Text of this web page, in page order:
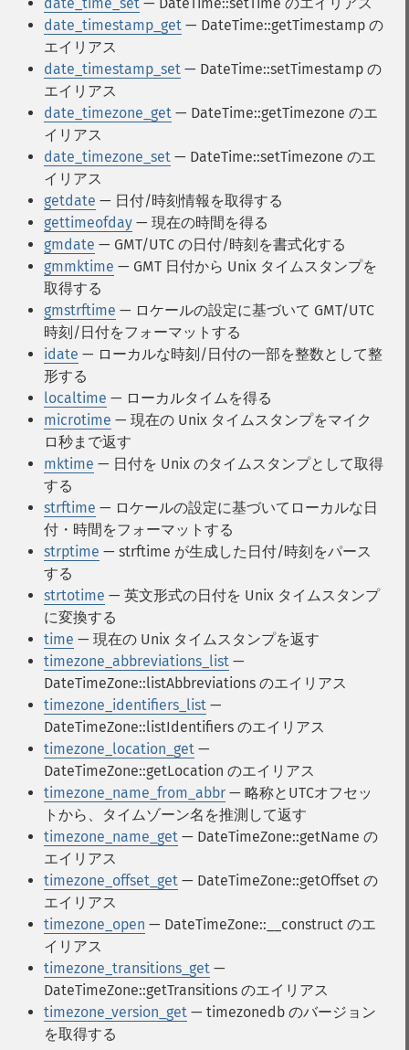
date_timestamp_get — DateTime::getTimestamp の
エイリアス
date_timestamp_set — DateTime::setTimestamp の
エイリアス
date_timezone_get — DateTime::getTimezone のエ
イリアス
date_timezone_set — DateTime::setTimezone のエ
イリアス
getdate — 日付/時刻情報を取得する
gettimeofday — 現在の時間を得る
gmdate — GMT/UTC の日付/時刻を書式化する
gmmktime — GMT 日付から Unix タイムスタンプを
取得する
gmstrftime — ロケールの設定に基づいて GMT/UTC
時刻/日付をフォーマットする
idate — ローカルな時刻/日付の一部を整数として整
形する
localtime — ローカルタイムを得る
microtime — 現在の Unix タイムスタンプをマイク
ロ秒まで返す
mktime — 日付を Unix のタイムスタンプとして取得
する
strftime — ロケールの設定に基づいてローカルな日
付・時間をフォーマットする
strptime — strftime が生成した日付/時刻をパース
する
strtotime — 英文形式の日付を Unix タイムスタンプ
に変換する
time — 現在の Unix タイムスタンプを返す
timezone_abbreviations_list —
DateTimeZone::listAbbreviations のエイリアス
timezone_identifiers_list —
DateTimeZone::listIdentifiers のエイリアス
timezone_location_get —
DateTimeZone::getLocation のエイリアス
timezone_name_from_abbr — 略称とUTCオフセッ
トから、タイムゾーン名を推測して返す
timezone_name_get — DateTimeZone::getName の
エイリアス
timezone_offset_get — DateTimeZone::getOffset の
エイリアス
timezone_open — DateTimeZone::__construct のエ
イリアス
timezone_transitions_get —
DateTimeZone::getTransitions のエイリアス
timezone_version_get — timezonedb のバージョン
を取得する